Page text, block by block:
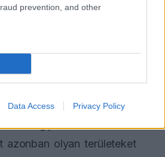
prevention, and other
Data Access Privacy Policy
amelyben ott van az
át. Amikor kiszáll, leveti
amik az ellenfeleit a táj
újra az a kedves fiú lesz,
azonban olyan területeket